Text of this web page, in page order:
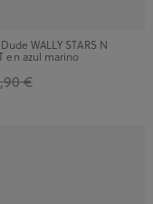
WALLY STARS N
en azul marino
€